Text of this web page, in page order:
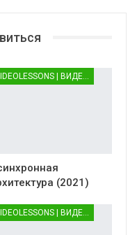
(2021)
VIDEOLESSONS | ВИДЕОУРОКИ